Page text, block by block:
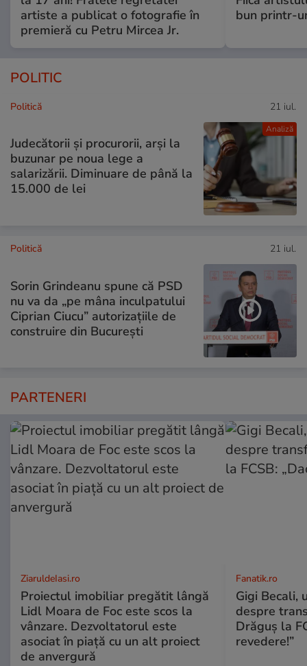
artiste a publicat o fotografie în
premieră cu Petru Mircea Jr.
bun printr-
POLITIC
Analiză
Politică 21 iul.
Judecătorii și procurorii, arși la
buzunar pe noua lege a
salarizării. Diminuare de până la
15.000 de lei
Politică 21 iul.
Sorin Grindeanu spune că PSD
nu va da „pe mâna inculpatului
Ciprian Ciucu” autorizațiile de
construire din București
PARTENERI
ZiaruldeIasi.ro
Proiectul imobiliar pregătit lângă
Lidl Moara de Foc este scos la
vânzare. Dezvoltatorul este
asociat în piață cu un alt proiect
de anvergură
Fanatik.ro
Gigi Becali,
despre
Drăguș la
revedere!”